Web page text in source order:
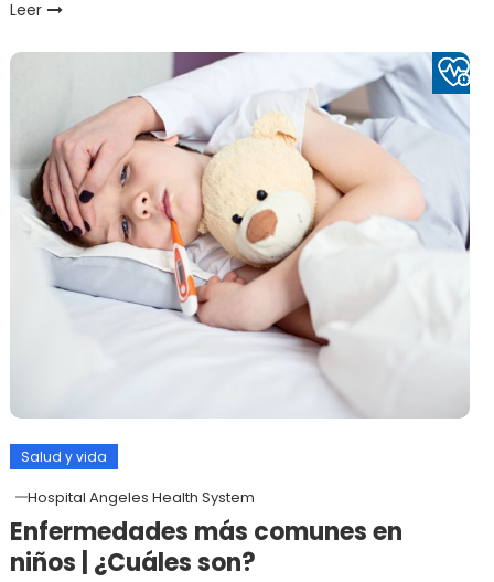
Leer
Salud y vida
Hospital Angeles Health System
Enfermedades más comunes en
niños | ¿Cuáles son?